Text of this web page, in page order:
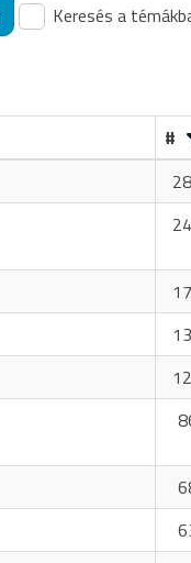
Keresés a
#